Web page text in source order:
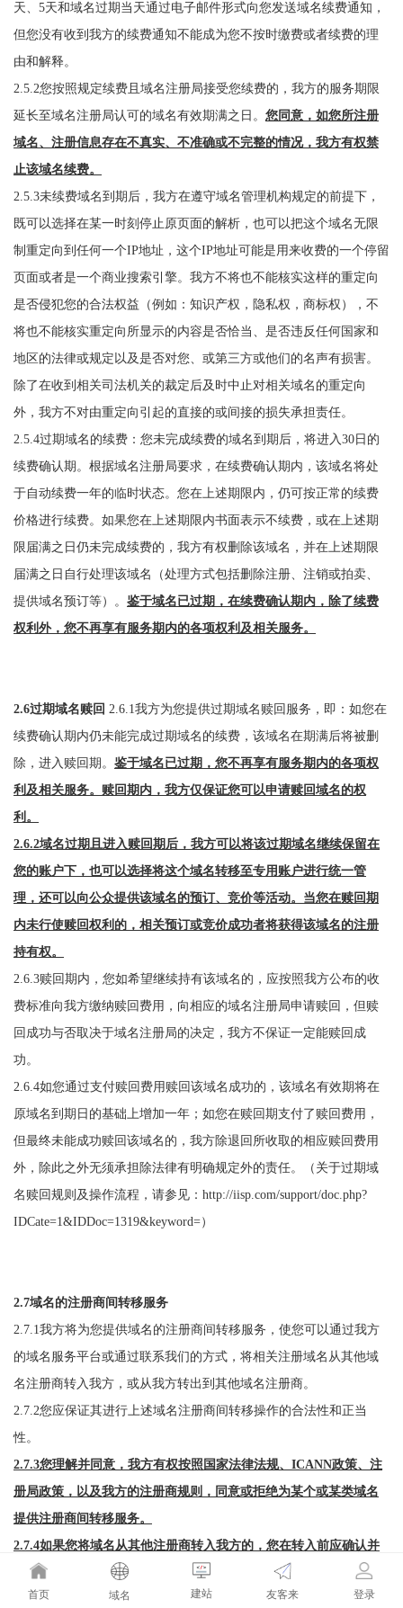
天、5天和域名过期当天通过电子邮件形式向您发送域名续费通知，
但您没有收到我方的续费通知不能成为您不按时缴费或者续费的理
由和解释。
2.5.2您按照规定续费且域名注册局接受您续费的，我方的服务期限
延长至域名注册局认可的域名有效期满之日。 您同意，如您所注册
域名、注册信息存在不真实、不准确或不完整的情况，我方有权禁
止该域名续费。
2.5.3未续费域名到期后，我方在遵守域名管理机构规定的前提下，
既可以选择在某一时刻停止原页面的解析，也可以把这个域名无限
制重定向到任何一个IP地址，这个IP地址可能是用来收费的一个停留
页面或者是一个商业搜索引擎。我方不将也不能核实这样的重定向
是否侵犯您的合法权益（例如：知识产权，隐私权，商标权），不
将也不能核实重定向所显示的内容是否恰当、是否违反任何国家和
地区的法律或规定以及是否对您、或第三方或他们的名声有损害。
除了在收到相关司法机关的裁定后及时中止对相关域名的重定向
外，我方不对由重定向引起的直接的或间接的损失承担责任。
2.5.4过期域名的续费：您未完成续费的域名到期后，将进入30日的
续费确认期。根据域名注册局要求，在续费确认期内，该域名将处
于自动续费一年的临时状态。您在上述期限内，仍可按正常的续费
价格进行续费。如果您在上述期限内书面表示不续费，或在上述期
限届满之日仍未完成续费的，我方有权删除该域名，并在上述期限
届满之日自行处理该域名（处理方式包括删除注册、注销或拍卖、
提供域名预订等）。 鉴于域名已过期，在续费确认期内，除了续费
权利外，您不再享有服务期内的各项权利及相关服务。
2.6过期域名赎回 2.6.1我方为您提供过期域名赎回服务，即：如您在
续费确认期内仍未能完成过期域名的续费，该域名在期满后将被删
除，进入赎回期。 鉴于域名已过期，您不再享有服务期内的各项权
利及相关服务。赎回期内，我方仅保证您可以申请赎回域名的权
利。
2.6.2域名过期且进入赎回期后，我方可以将该过期域名继续保留在
您的账户下，也可以选择将这个域名转移至专用账户进行统一管
理，还可以向公众提供该域名的预订、竞价等活动。当您在赎回期
内未行使赎回权利的，相关预订或竞价成功者将获得该域名的注册
持有权。
2.6.3赎回期内，您如希望继续持有该域名的，应按照我方公布的收
费标准向我方缴纳赎回费用，向相应的域名注册局申请赎回，但赎
回成功与否取决于域名注册局的决定，我方不保证一定能赎回成
功。
2.6.4如您通过支付赎回费用赎回该域名成功的，该域名有效期将在
原域名到期日的基础上增加一年；如您在赎回期支付了赎回费用，
但最终未能成功赎回该域名的，我方除退回所收取的相应赎回费用
外，除此之外无须承担除法律有明确规定外的责任。（关于过期域
名赎回规则及操作流程，请参见：http://iisp.com/support/doc.php?
IDCate=1&IDDoc=1319&keyword=）
2.7域名的注册商间转移服务
2.7.1我方将为您提供域名的注册商间转移服务，使您可以通过我方
的域名服务平台或通过联系我们的方式，将相关注册域名从其他域
名注册商转入我方，或从我方转出到其他域名注册商。
2.7.2您应保证其进行上述域名注册商间转移操作的合法性和正当
性。
2.7.3您理解并同意，我方有权按照国家法律法规、ICANN政策、注
册局政策，以及我方的注册商规则，同意或拒绝为某个或某类域名
提供注册商间转移服务。
2.7.4如果您将域名从其他注册商转入我方的，您在转入前应确认并
同意本服务条款的全部约定。
首页 域名 建站 友客来 登录